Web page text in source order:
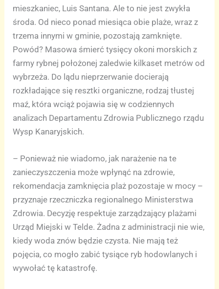
mieszkaniec, Luis Santana. Ale to nie jest zwykła
środa. Od nieco ponad miesiąca obie plaże, wraz z
trzema innymi w gminie, pozostają zamknięte.
Powód? Masowa śmierć tysięcy okoni morskich z
farmy rybnej położonej zaledwie kilkaset metrów od
wybrzeża. Do lądu nieprzerwanie docierają
rozkładające się resztki organiczne, rodzaj tłustej
maź, która wciąż pojawia się w codziennych
analizach Departamentu Zdrowia Publicznego rządu
Wysp Kanaryjskich.
– Ponieważ nie wiadomo, jak narażenie na te
zanieczyszczenia może wpłynąć na zdrowie,
rekomendacja zamknięcia plaż pozostaje w mocy –
przyznaje rzeczniczka regionalnego Ministerstwa
Zdrowia. Decyzję respektuje zarządzający plażami
Urząd Miejski w Telde. Żadna z administracji nie wie,
kiedy woda znów będzie czysta. Nie mają też
pojęcia, co mogło zabić tysiące ryb hodowlanych i
wywołać tę katastrofę.